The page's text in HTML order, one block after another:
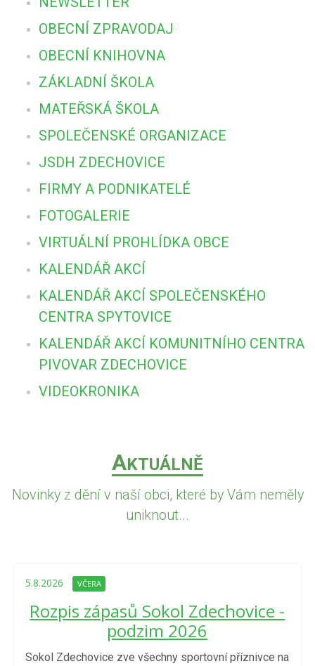
OBECNÍ ZPRAVODAJ
OBECNÍ KNIHOVNA
ZÁKLADNÍ ŠKOLA
MATEŘSKÁ ŠKOLA
SPOLEČENSKÉ ORGANIZACE
JSDH ZDECHOVICE
FIRMY A PODNIKATELÉ
FOTOGALERIE
VIRTUÁLNÍ PROHLÍDKA OBCE
KALENDÁŘ AKCÍ
KALENDÁŘ AKCÍ SPOLEČENSKÉHO
CENTRA SPYTOVICE
KALENDÁŘ AKCÍ KOMUNITNÍHO CENTRA
PIVOVAR ZDECHOVICE
VIDEOKRONIKA
AKTUÁLNĚ
Novinky z dění v naší obci, které by Vám neměly
uniknout...
5.8.2026 VČERA
Rozpis zápasů Sokol Zdechovice -
podzim 2026
Sokol Zdechovice zve všechny sportovní příznivce na